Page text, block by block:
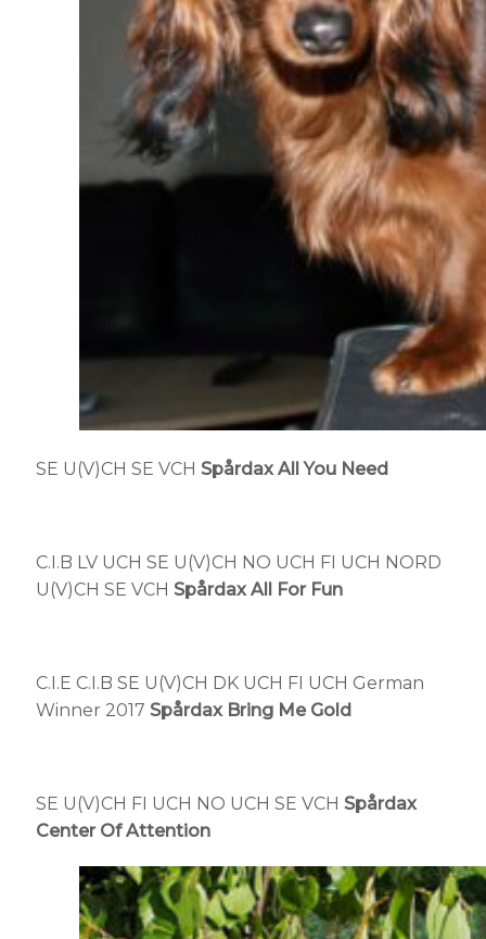
SE U(V)CH SE VCH Spårdax All You Need
C.I.B LV UCH SE U(V)CH NO UCH FI UCH NORD
U(V)CH SE VCH Spårdax All For Fun
C.I.E C.I.B SE U(V)CH DK UCH FI UCH German
Winner 2017 Spårdax Bring Me Gold
SE U(V)CH FI UCH NO UCH SE VCH Spårdax
Center Of Attention